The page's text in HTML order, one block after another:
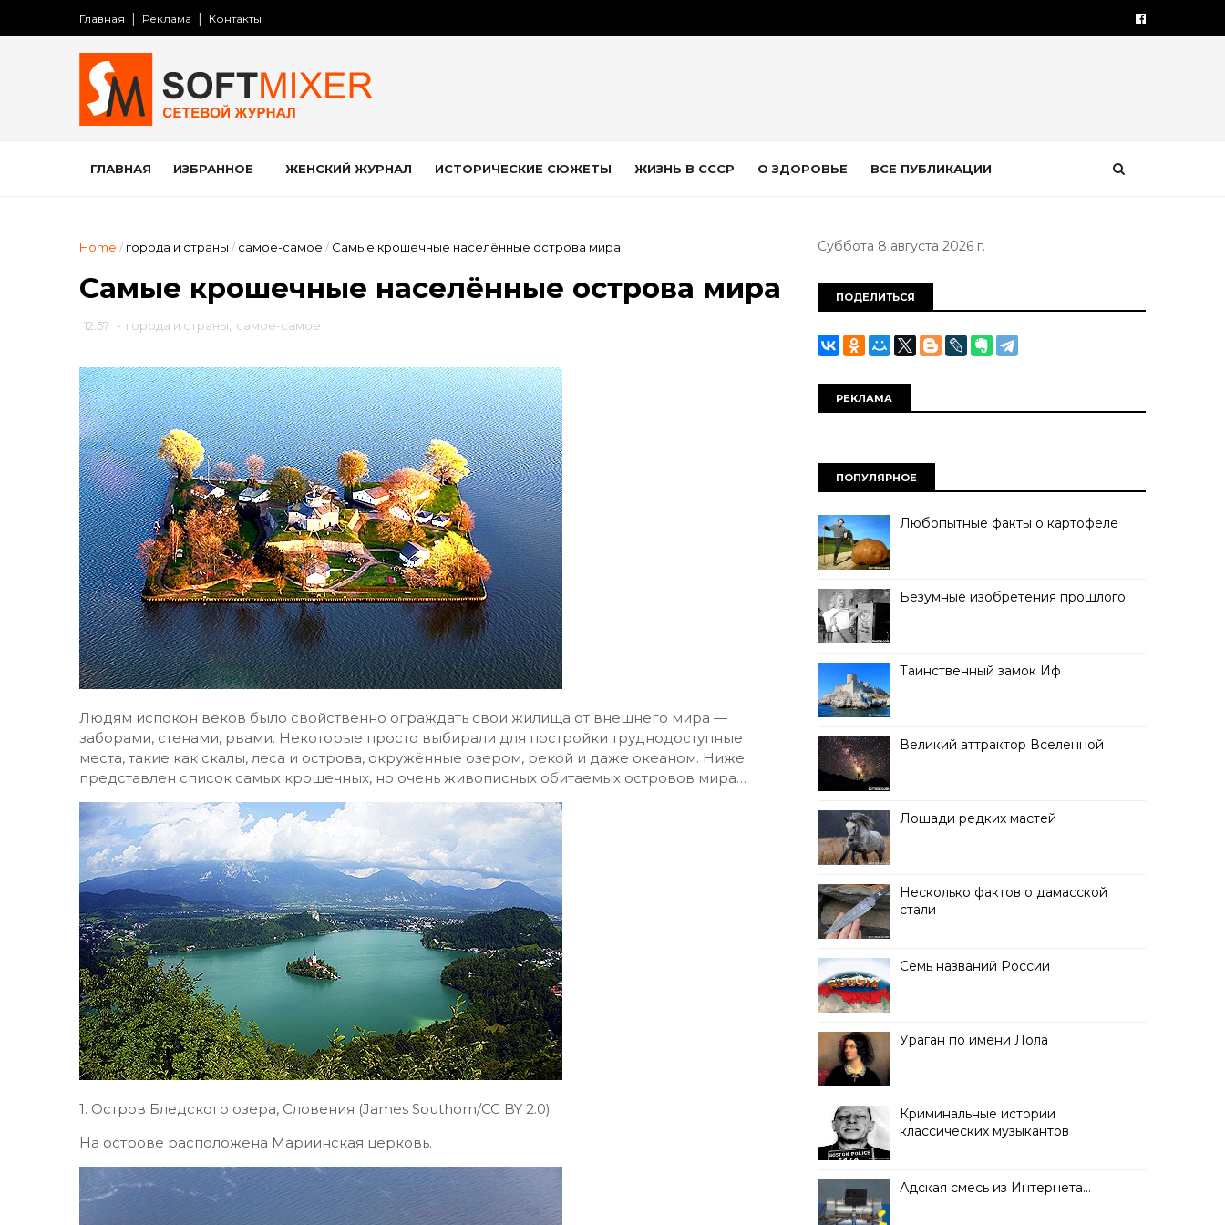
Главная Реклама Контакты
ГЛАВНАЯ ИЗБРАННОЕ ЖЕНСКИЙ ЖУРНАЛ ИСТОРИЧЕСКИЕ СЮЖЕТЫ ЖИЗНЬ В СССР О ЗДОРОВЬЕ ВСЕ ПУБЛИКАЦИИ
Home / города и страны / самое-самое / Самые крошечные населённые острова мира
Самые крошечные населённые острова мира
12:57 - города и страны самое-самое
Людям испокон веков было свойственно ограждать свои жилища от внешнего мира —
заборами, стенами, рвами. Некоторые просто выбирали для постройки труднодоступные
места, такие как скалы, леса и острова, окружённые озером, рекой и даже океаном. Ниже
представлен список самых крошечных, но очень живописных обитаемых островов мира…
1. Остров Бледского озера, Словения (James Southorn/CC BY 2.0)
На острове расположена Мариинская церковь.
Суббота 8 августа 2026 г.
ПОДЕЛИТЬСЯ
РЕКЛАМА
ПОПУЛЯРНОЕ
Любопытные факты о картофеле
Безумные изобретения прошлого
Таинственный замок Иф
Великий аттрактор Вселенной
Лошади редких мастей
Несколько фактов о дамасской
стали
Семь названий России
Ураган по имени Лола
Криминальные истории
классических музыкантов
Адская смесь из Интернета…